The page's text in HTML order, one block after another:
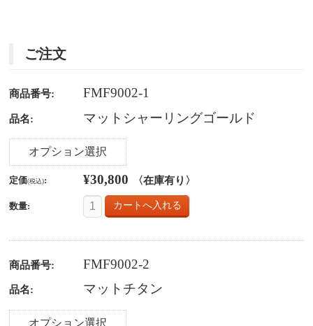
ご注文
商品番号: FMF9002-1
品名: マットシャーリングゴールド
オプション選択
定価(税込): ¥30,800 〈在庫有り〉
数量:
商品番号: FMF9002-2
品名: マットチタン
オプション選択